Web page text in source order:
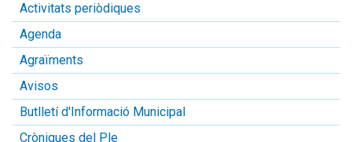
Activitats periòdiques
Agenda
Agraïments
Avisos
Butlletí d'Informació Municipal
Cròniques del Ple